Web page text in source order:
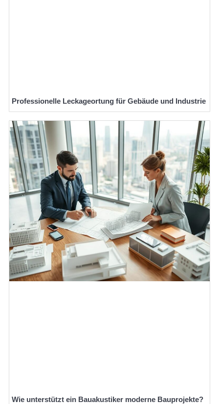
Professionelle Leckageortung für Gebäude und Industrie
Wie unterstützt ein Bauakustiker moderne Bauprojekte?